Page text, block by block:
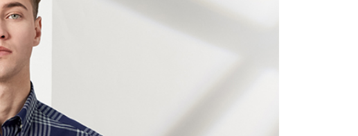
每筆NT$80，滿NT$1,200(含以上)免運費
宅配(離島)
每筆NT$80，滿NT$1,200(含以上)免運費